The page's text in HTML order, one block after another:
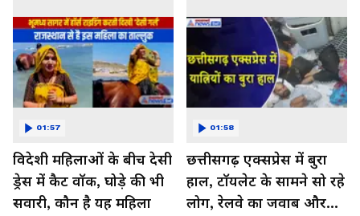
विदेशी महिलाओं के बीच देसी
ड्रेस में कैट वॉक, घोड़े की भी
सवारी, कौन है यह महिला
01:57
छत्तीसगढ़ एक्सप्रेस में बुरा
हाल, टॉयलेट के सामने सो रहे
लोग, रेलवे का जवाब और
01:58